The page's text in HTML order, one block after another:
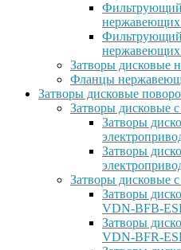
Фильтрующий
нержавеющих
Фильтрующий
нержавеющих
Затворы дисковые
Фланцы
Затворы дисковые
Затворы дисковые
Затворы
Затворы
Затворы дисковые
Затворы
VDN-BFB-
Затворы
VDN-BFR-